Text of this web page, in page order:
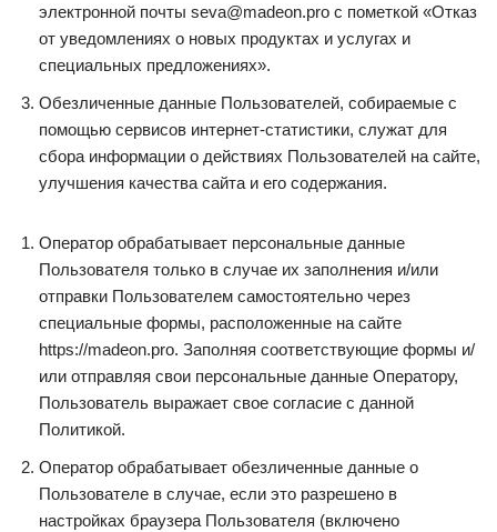
электронной почты seva@madeon.pro с пометкой «Отказ
от уведомлениях о новых продуктах и услугах и
специальных предложениях».
Обезличенные данные Пользователей, собираемые с
помощью сервисов интернет-статистики, служат для
сбора информации о действиях Пользователей на сайте,
улучшения качества сайта и его содержания.
Оператор обрабатывает персональные данные
Пользователя только в случае их заполнения и/или
отправки Пользователем самостоятельно через
специальные формы, расположенные на сайте
https://madeon.pro. Заполняя соответствующие формы и/
или отправляя свои персональные данные Оператору,
Пользователь выражает свое согласие с данной
Политикой.
Оператор обрабатывает обезличенные данные о
Пользователе в случае, если это разрешено в
настройках браузера Пользователя (включено